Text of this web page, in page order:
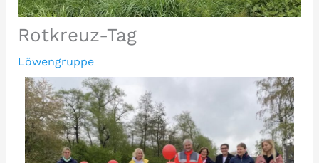
Rotkreuz-Tag
Löwengruppe